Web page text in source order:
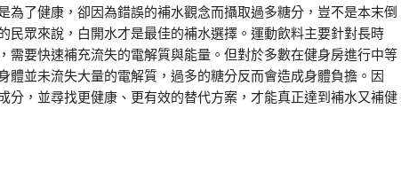
了健康，卻因為錯誤的補水觀念而攝取過多糖分，豈不是本末倒
眾來說，白開水才是最佳的補水選擇。運動飲料主要針對長時
需要快速補充流失的電解質與能量。但對於多數在健身房進行中等
並未流失大量的電解質，過多的糖分反而會造成身體負擔。因
，並尋找更健康、更有效的替代方案，才能真正達到補水又補健